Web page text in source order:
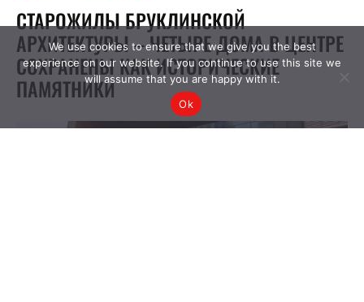
We use cookies to ensure that we give you the best
experience on our website. If you continue to use this site we
will assume that you are happy with it.
Ok